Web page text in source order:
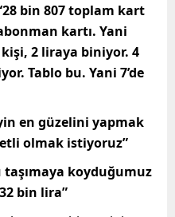
bin 807 toplam kart
kartı. Yani
2 liraya biniyor. 4
Tablo bu. Yani 7’de
en güzelini yapmak
olmak istiyoruz”
taşımaya koyduğumuz
bin lira”